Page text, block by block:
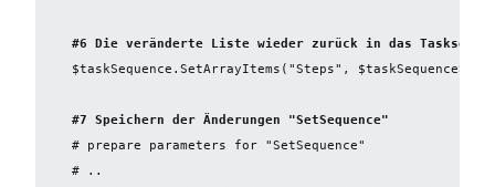
#6 Die veränderte Liste wieder zurück in das
$taskSequence.SetArrayItems("Steps",
# ..